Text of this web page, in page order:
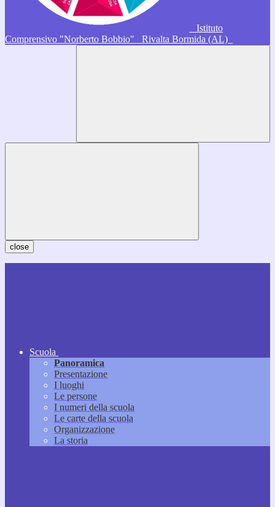
Istituto
Comprensivo "Norberto Bobbio"
Rivalta Bormida (AL)
close
Scuola
Panoramica
Presentazione
I luoghi
Le persone
I numeri della scuola
Le carte della scuola
Organizzazione
La storia